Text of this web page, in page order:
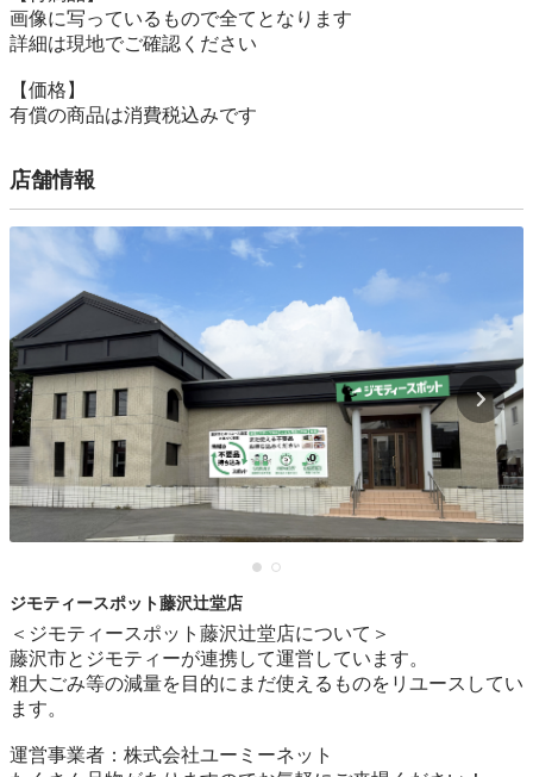
画像に写っているもので全てとなります
詳細は現地でご確認ください
【価格】
有償の商品は消費税込みです
店舗情報
ジモティースポット藤沢辻堂店
＜ジモティースポット藤沢辻堂店について＞
藤沢市とジモティーが連携して運営しています。
粗⼤ごみ等の減量を⽬的にまだ使えるものをリユースしてい
ます。
運営事業者：株式会社ユーミーネット